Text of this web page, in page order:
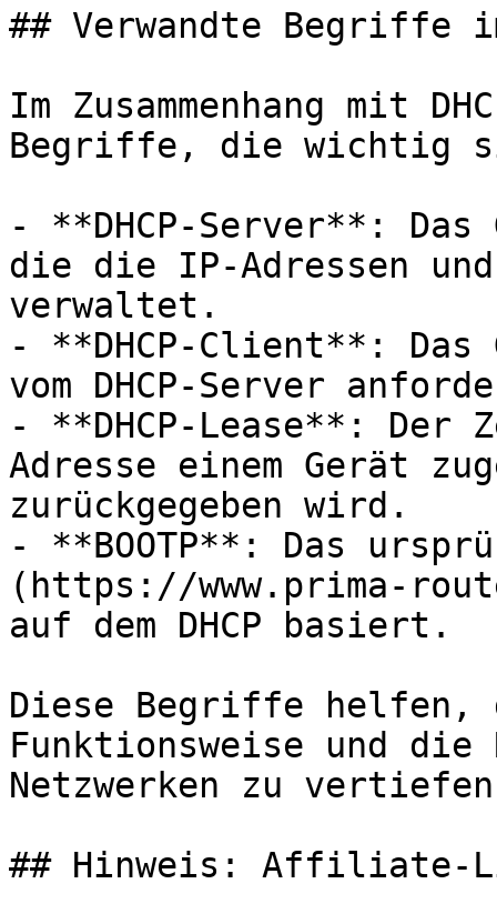
## Verwandte Begriffe
Im Zusammenhang mit
Begriffe, die wichtig
- **DHCP-Server**:
die die IP-Adressen
verwaltet.
- **DHCP-Client**:
vom DHCP-Server
- **DHCP-Lease**:
Adresse einem Gerät
zurückgegeben wird.
- **BOOTP**: Das
(https://www.prima-
auf dem DHCP basiert.
Diese Begriffe helfen,
Funktionsweise und die
Netzwerken zu
## Hinweis: Affiliate-